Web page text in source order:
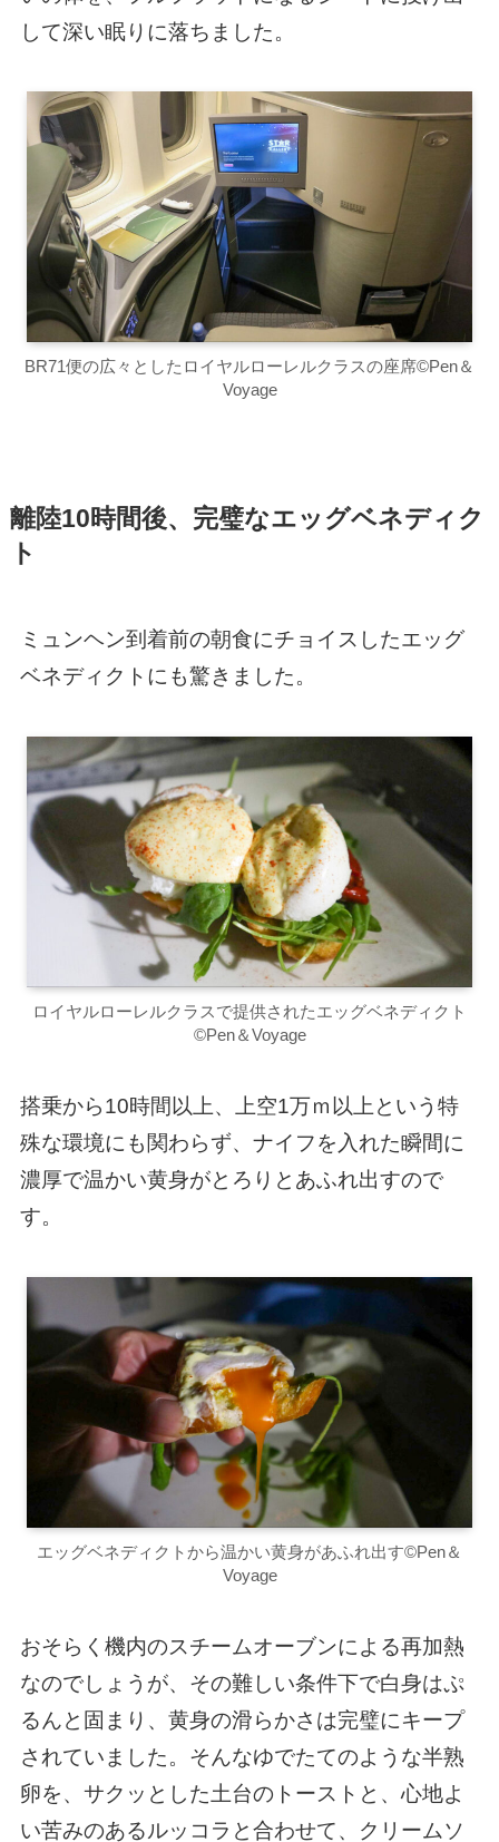
して深い眠りに落ちました。
BR71便の広々としたロイヤルローレルクラスの座席©Pen＆
Voyage
離陸10時間後、完璧なエッグベネディク
ト
ミュンヘン到着前の朝食にチョイスしたエッグ
ベネディクトにも驚きました。
ロイヤルローレルクラスで提供されたエッグベネディクト
©Pen＆Voyage
搭乗から10時間以上、上空1万ｍ以上という特
殊な環境にも関わらず、ナイフを入れた瞬間に
濃厚で温かい黄身がとろりとあふれ出すので
す。
エッグベネディクトから温かい黄身があふれ出す©Pen＆
Voyage
おそらく機内のスチームオーブンによる再加熱
なのでしょうが、その難しい条件下で白身はぷ
るんと固まり、黄身の滑らかさは完璧にキープ
されていました。そんなゆでたてのような半熟
卵を、サクッとした土台のトーストと、心地よ
い苦みのあるルッコラと合わせて、クリームソ